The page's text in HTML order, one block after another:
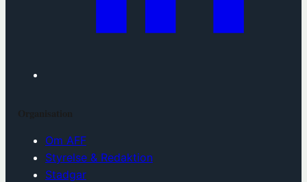
Om AFF
Styrelse & Redaktion
Stadgar